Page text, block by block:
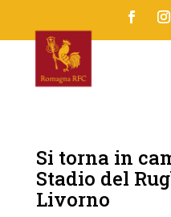
Si torna in
Stadio del
Livorno